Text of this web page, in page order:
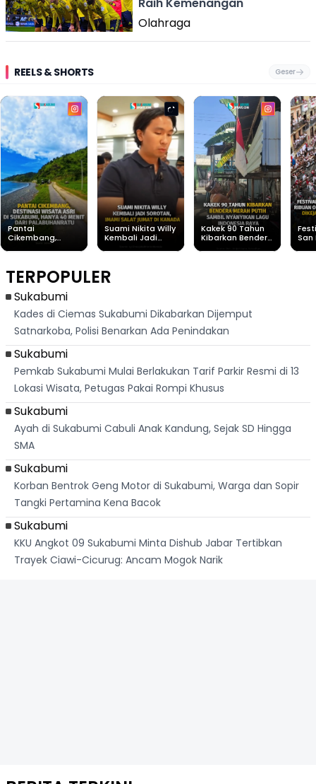
Olahraga
REELS & SHORTS Geser
Pantai
Cikembang,
Dari
Palabuhanratu
Suami Nikita Willy
Kembali Jadi
Kakek 90 Tahun
Kibarkan Bendera
San
TERPOPULER
Sukabumi
Kades di Ciemas Sukabumi Dikabarkan Dijemput
Satnarkoba, Polisi Benarkan Ada Penindakan
Sukabumi
Pemkab Sukabumi Mulai Berlakukan Tarif Parkir Resmi di 13
Lokasi Wisata, Petugas Pakai Rompi Khusus
Sukabumi
Ayah di Sukabumi Cabuli Anak Kandung, Sejak SD Hingga
SMA
Sukabumi
Korban Bentrok Geng Motor di Sukabumi, Warga dan Sopir
Tangki Pertamina Kena Bacok
Sukabumi
KKU Angkot 09 Sukabumi Minta Dishub Jabar Tertibkan
Trayek Ciawi-Cicurug: Ancam Mogok Narik